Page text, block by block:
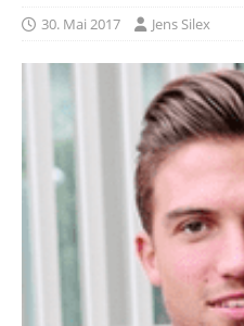
30. Mai 2017 Jens Silex